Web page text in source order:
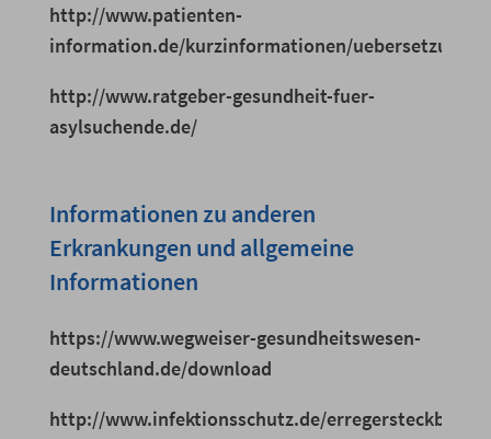
http://www.patienten-
information.de/kurzinformationen/uebersetzungen
http://www.ratgeber-gesundheit-fuer-
asylsuchende.de/
Informationen zu anderen
Erkrankungen und allgemeine
Informationen
https://www.wegweiser-gesundheitswesen-
deutschland.de/download
http://www.infektionsschutz.de/erregersteckbriefe/